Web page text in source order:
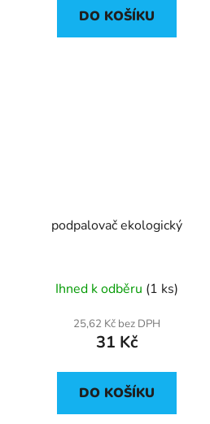
DO KOŠÍKU
podpalovač ekologický
Ihned k odběru (1 ks)
25,62 Kč bez DPH
31 Kč
DO KOŠÍKU